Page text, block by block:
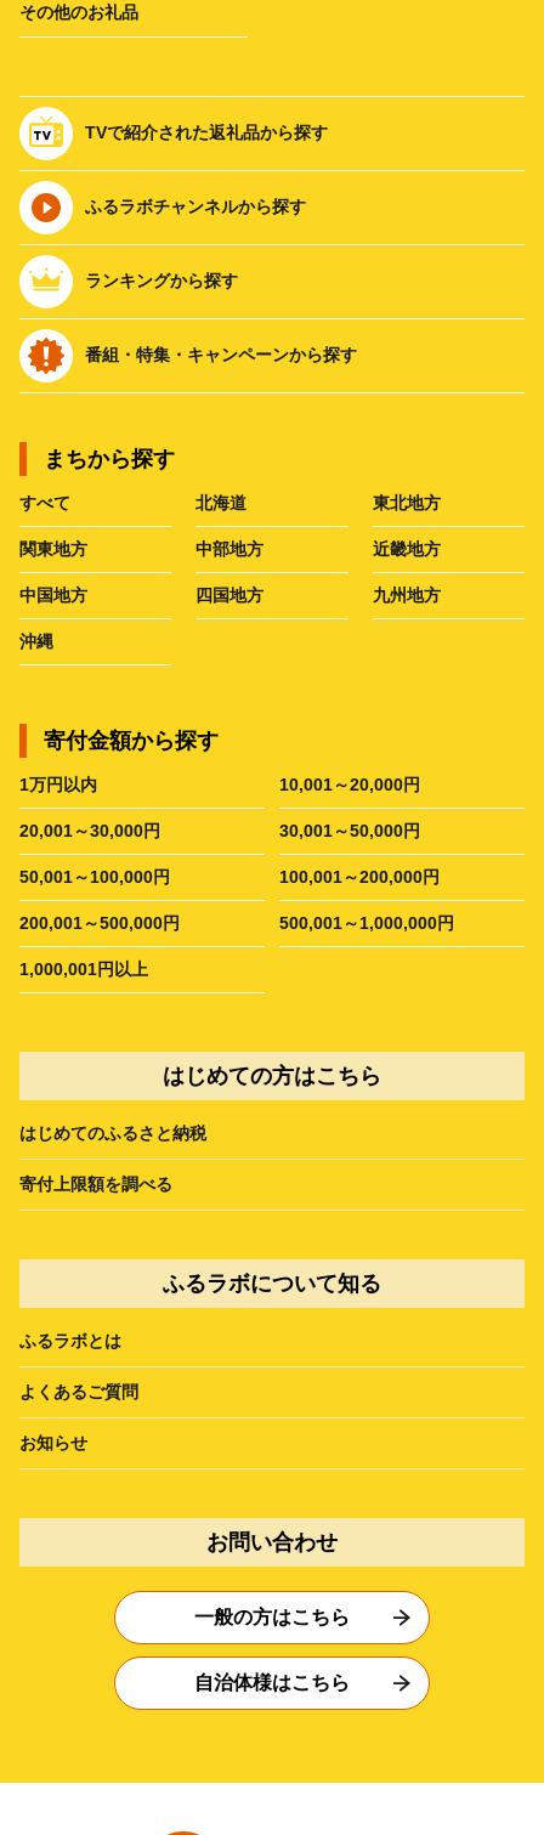
その他のお礼品
TVで紹介された返礼品から探す
ふるラボチャンネルから探す
ランキングから探す
番組・特集・キャンペーンから探す
まちから探す
すべて 北海道 東北地方
関東地方 中部地方 近畿地方
中国地方 四国地方 九州地方
沖縄
寄付金額から探す
1万円以内 10,001～20,000円
20,001～30,000円 30,001～50,000円
50,001～100,000円 100,001～200,000円
200,001～500,000円 500,001～1,000,000円
1,000,001円以上
はじめての方はこちら
はじめてのふるさと納税
寄付上限額を調べる
ふるラボについて知る
ふるラボとは
よくあるご質問
お知らせ
お問い合わせ
一般の方はこちら
自治体様はこちら